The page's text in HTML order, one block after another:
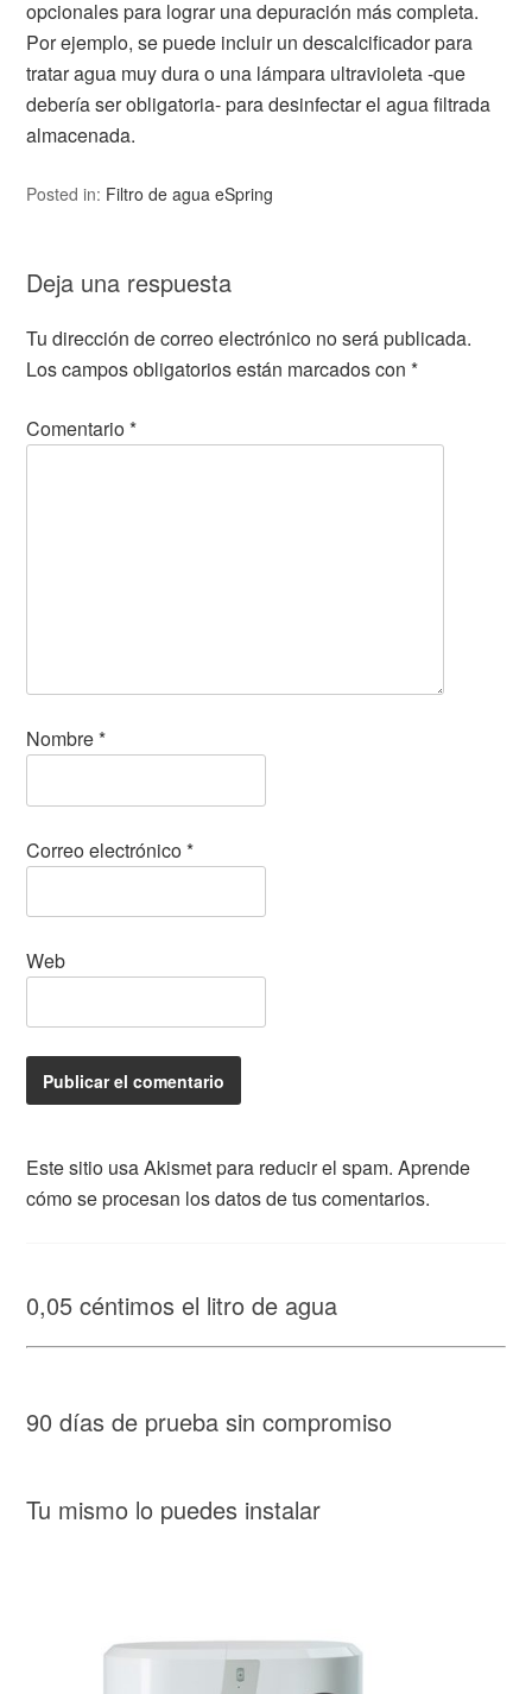
opcionales para lograr una depuración más completa.
Por ejemplo, se puede incluir un descalcificador para
tratar agua muy dura o una lámpara ultravioleta -que
debería ser obligatoria- para desinfectar el agua filtrada
almacenada.
Posted in: Filtro de agua eSpring
Deja una respuesta
Tu dirección de correo electrónico no será publicada.
Los campos obligatorios están marcados con*
Comentario*
Nombre*
Correo electrónico*
Web
Este sitio usa Akismet para reducir el spam.Aprende
cómo se procesan los datos de tus comentarios.
0,05 céntimos el litro de agua
90 días de prueba sin compromiso
Tu mismo lo puedes instalar